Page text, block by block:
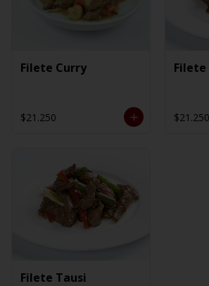
Filete Curry
$21.250
Filete
$21.250
Filete Tausi